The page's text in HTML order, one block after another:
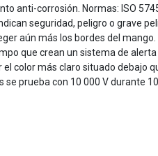
anti-corrosión. Normas: ISO
seguridad, peligro o grave
aún más los bordes del
que crean un sistema de alerta
color más claro situado debajo
prueba con 10 000 V durante